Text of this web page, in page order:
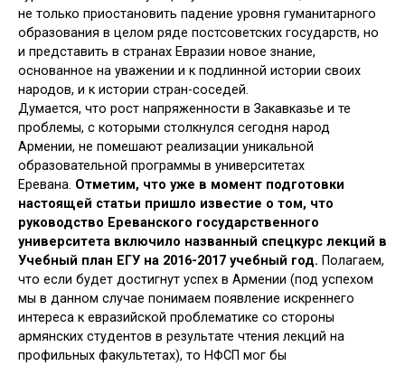
не только приостановить падение уровня гуманитарного
образования в целом ряде постсоветских государств, но
и представить в странах Евразии новое знание,
основанное на уважении и к подлинной истории своих
народов, и к истории стран-соседей.
Думается, что рост напряженности в Закавказье и те
проблемы, с которыми столкнулся сегодня народ
Армении, не помешают реализации уникальной
образовательной программы в университетах
Еревана. Отметим, что уже в момент подготовки
настоящей статьи пришло известие о том, что
руководство Ереванского государственного
университета включило названный спецкурс лекций в
Учебный план ЕГУ на 2016-2017 учебный год. Полагаем,
что если будет достигнут успех в Армении (под успехом
мы в данном случае понимаем появление искреннего
интереса к евразийской проблематике со стороны
армянских студентов в результате чтения лекций на
профильных факультетах), то НФСП мог бы